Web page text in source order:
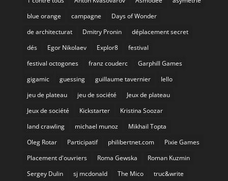
blue orange
campagne
Days of Wonder
de architecturat
Dmitry Pronin
déplacement secret
dés
Egor Nikolaev Explor8
festival
festival octogones
franz couderc
Garphill Games
gigamic
guessing guillaume tavernier
Iello
jeu de plateau
jeu de société
Jeux de plateau
Jeux de société
Kickstarter
Kristina Soozar
land crawling
michael munoz
Mikhail Topta
Oleg Rotar
Participatif philibertnet.com
Pixie Games
Placement d'ouvriers
Roma Gewska
Roman Kuzmin
Sergey Dulin
sj mcdonald The Mico
truc&write